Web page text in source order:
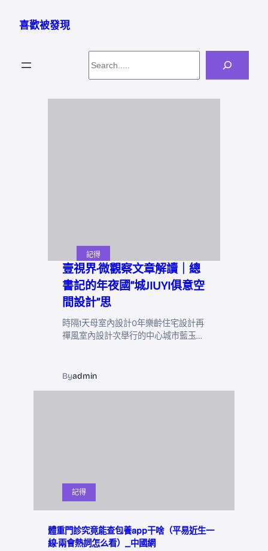
喜歡被發現
記得
壹視界·微觀察文章解讀｜總
書記的年夜國“城JIUYI俱意空
間設計”思
時隔1天母室內設計0年樂齡住宅設計再
禪風室內設計次舉行的中心城市藍玉…
Byadmin
記得
體重門診究竟能查包養app干啥（平易近生一
線·兩會熱詞怎么看）_中國網